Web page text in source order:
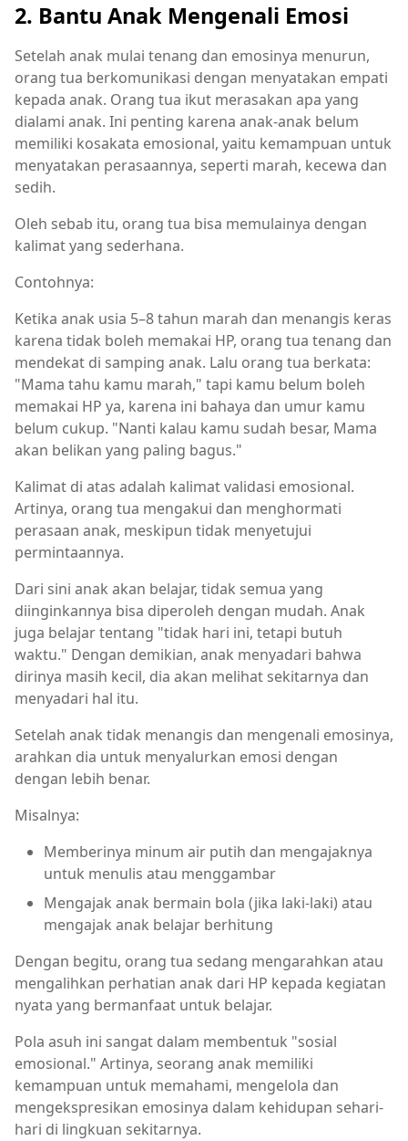
2. Bantu Anak Mengenali Emosi
Setelah anak mulai tenang dan emosinya menurun,
orang tua berkomunikasi dengan menyatakan empati
kepada anak. Orang tua ikut merasakan apa yang
dialami anak. Ini penting karena anak-anak belum
memiliki kosakata emosional, yaitu kemampuan untuk
menyatakan perasaannya, seperti marah, kecewa dan
sedih.
Oleh sebab itu, orang tua bisa memulainya dengan
kalimat yang sederhana.
Contohnya:
Ketika anak usia 5–8 tahun marah dan menangis keras
karena tidak boleh memakai HP, orang tua tenang dan
mendekat di samping anak. Lalu orang tua berkata:
"Mama tahu kamu marah," tapi kamu belum boleh
memakai HP ya, karena ini bahaya dan umur kamu
belum cukup. "Nanti kalau kamu sudah besar, Mama
akan belikan yang paling bagus."
Kalimat di atas adalah kalimat validasi emosional.
Artinya, orang tua mengakui dan menghormati
perasaan anak, meskipun tidak menyetujui
permintaannya.
Dari sini anak akan belajar, tidak semua yang
diinginkannya bisa diperoleh dengan mudah. Anak
juga belajar tentang "tidak hari ini, tetapi butuh
waktu." Dengan demikian, anak menyadari bahwa
dirinya masih kecil, dia akan melihat sekitarnya dan
menyadari hal itu.
Setelah anak tidak menangis dan mengenali emosinya,
arahkan dia untuk menyalurkan emosi dengan
dengan lebih benar.
Misalnya:
Memberinya minum air putih dan mengajaknya
untuk menulis atau menggambar
Mengajak anak bermain bola (jika laki-laki) atau
mengajak anak belajar berhitung
Dengan begitu, orang tua sedang mengarahkan atau
mengalihkan perhatian anak dari HP kepada kegiatan
nyata yang bermanfaat untuk belajar.
Pola asuh ini sangat dalam membentuk "sosial
emosional." Artinya, seorang anak memiliki
kemampuan untuk memahami, mengelola dan
mengekspresikan emosinya dalam kehidupan sehari-
hari di lingkuan sekitarnya.